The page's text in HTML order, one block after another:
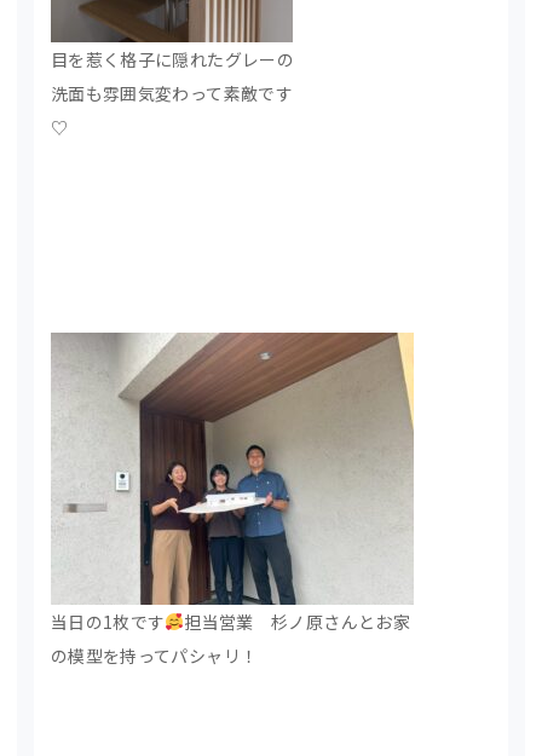
目を惹く格子に隠れたグレーの
洗面も雰囲気変わって素敵です
♡
当日の1枚です
担当営業 杉ノ原さんとお家
の模型を持ってパシャリ！